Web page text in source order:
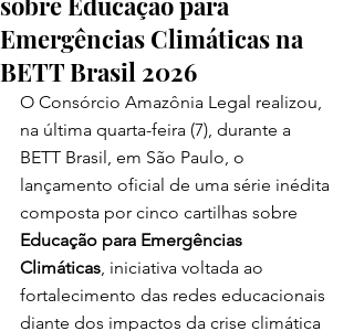
Emergências Climáticas na
BETT Brasil 2026
O Consórcio Amazônia Legal realizou,
na última quarta-feira (7), durante a
BETT Brasil, em São Paulo, o
lançamento oficial de uma série inédita
composta por cinco cartilhas sobre
Educação para Emergências
Climáticas, iniciativa voltada ao
fortalecimento das redes educacionais
diante dos impactos da crise climática